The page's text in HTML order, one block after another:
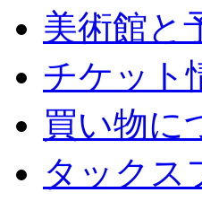
美術館と
チケット
買い物に
タックス